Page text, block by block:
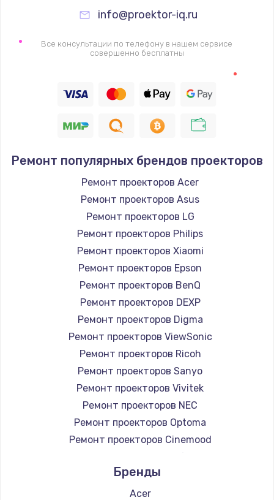
Заказать
Замена видеочипа
910 руб.
Заказать
Ремонт подсветки
1150 руб.
Заказать
Настройка ОС
1320 руб.
Заказать
Чистка от пыли
990 руб.
Заказать
Замена жесткого диска
Заказать
Установка драйверов
875 руб.
info@proektor-iq.ru
Все консультации по телефону в нашем сервисе
совершенно бесплатны
Ремонт популярных брендов проекторов
Ремонт проекторов Acer
Ремонт проекторов Asus
Ремонт проекторов LG
Ремонт проекторов Philips
Ремонт проекторов Xiaomi
Ремонт проекторов Epson
Ремонт проекторов BenQ
Ремонт проекторов DEXP
Ремонт проекторов Digma
Ремонт проекторов ViewSonic
Ремонт проекторов Ricoh
Ремонт проекторов Sanyo
Ремонт проекторов Vivitek
Ремонт проекторов NEC
Ремонт проекторов Optoma
Ремонт проекторов Cinemood
Ремонт проекторов Barco
Ремонт проекторов Xgimi
Бренды
Acer